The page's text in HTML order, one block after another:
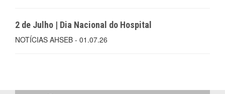
2 de Julho | Dia Nacional do Hospital
NOTÍCIAS AHSEB - 01.07.26